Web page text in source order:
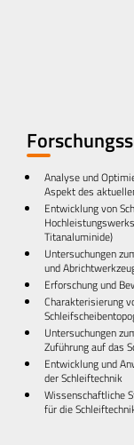
Analyse und
Aspekt des
Entwicklung von
Titanaluminide)​
Untersuchungen
und
Erforschung und
Charakterisierung
Untersuchungen
Zuführung auf das
Entwicklung und
der Schleiftechnik​
Wissenschaftliche
für die